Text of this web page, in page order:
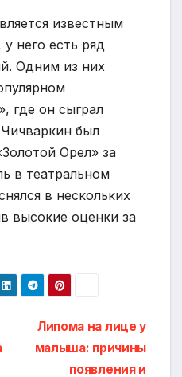
известным
него есть ряд
Одним из них
где он сыграл
был
Орел» за
в театральном
в нескольких
высокие оценки за
Липома на лице у
малыша: причины
появления и